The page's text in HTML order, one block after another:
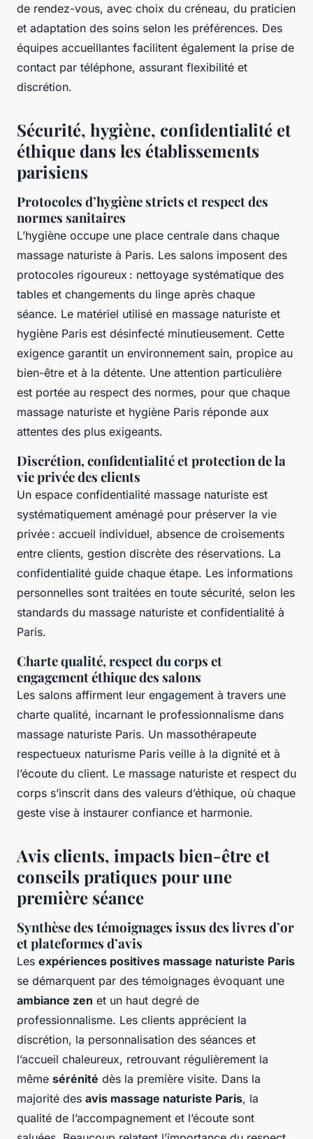
de rendez-vous, avec choix du créneau, du praticien
et adaptation des soins selon les préférences. Des
équipes accueillantes facilitent également la prise de
contact par téléphone, assurant flexibilité et
discrétion.
Sécurité, hygiène, confidentialité et
éthique dans les établissements
parisiens
Protocoles d’hygiène stricts et respect des
normes sanitaires
L’hygiène occupe une place centrale dans chaque
massage naturiste à Paris. Les salons imposent des
protocoles rigoureux : nettoyage systématique des
tables et changements du linge après chaque
séance. Le matériel utilisé en massage naturiste et
hygiène Paris est désinfecté minutieusement. Cette
exigence garantit un environnement sain, propice au
bien-être et à la détente. Une attention particulière
est portée au respect des normes, pour que chaque
massage naturiste et hygiène Paris réponde aux
attentes des plus exigeants.
Discrétion, confidentialité et protection de la
vie privée des clients
Un espace confidentialité massage naturiste est
systématiquement aménagé pour préserver la vie
privée : accueil individuel, absence de croisements
entre clients, gestion discrète des réservations. La
confidentialité guide chaque étape. Les informations
personnelles sont traitées en toute sécurité, selon les
standards du massage naturiste et confidentialité à
Paris.
Charte qualité, respect du corps et
engagement éthique des salons
Les salons affirment leur engagement à travers une
charte qualité, incarnant le professionnalisme dans
massage naturiste Paris. Un massothérapeute
respectueux naturisme Paris veille à la dignité et à
l’écoute du client. Le massage naturiste et respect du
corps s’inscrit dans des valeurs d’éthique, où chaque
geste vise à instaurer confiance et harmonie.
Avis clients, impacts bien-être et
conseils pratiques pour une
première séance
Synthèse des témoignages issus des livres d’or
et plateformes d’avis
Les expériences positives massage naturiste Paris
se démarquent par des témoignages évoquant une
ambiance zen et un haut degré de
professionnalisme. Les clients apprécient la
discrétion, la personnalisation des séances et
l’accueil chaleureux, retrouvant régulièrement la
même sérénité dès la première visite. Dans la
majorité des avis massage naturiste Paris, la
qualité de l’accompagnement et l’écoute sont